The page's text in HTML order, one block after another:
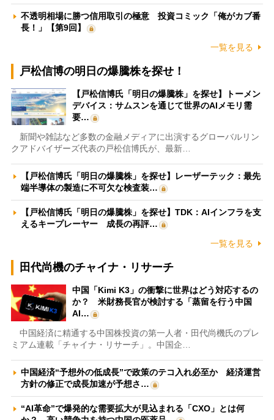
不透明相場に勝つ信用取引の極意 投資コミック「俺がカブ番
長！」【第9回】
一覧を見る
戸松信博の明日の爆騰株を探せ！
【戸松信博氏「明日の爆騰株」を探せ】トーメン
デバイス：サムスンを通じて世界のAIメモリ需
要…
新聞や雑誌など多数の金融メディアに出演するグローバルリン
クアドバイザーズ代表の戸松信博氏が、最新…
【戸松信博氏「明日の爆騰株」を探せ】レーザーテック：最先
端半導体の製造に不可欠な検査装…
【戸松信博氏「明日の爆騰株」を探せ】TDK：AIインフラを支
えるキープレーヤー 成長の再評…
一覧を見る
田代尚機のチャイナ・リサーチ
中国「Kimi K3」の衝撃に世界はどう対応するの
か？ 米財務長官が検討する「蒸留を行う中国
AI…
中国経済に精通する中国株投資の第一人者・田代尚機氏のプレ
ミアム連載「チャイナ・リサーチ」。中国企…
中国経済“予想外の低成長”で政策のテコ入れ必至か 経済運営
方針の修正で成長加速が予想さ…
“AI革命”で爆発的な需要拡大が見込まれる「CXO」とは何